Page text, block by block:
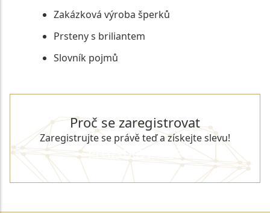
Zakázková výroba šperků
Prsteny s briliantem
Slovník pojmů
Proč se zaregistrovat
Zaregistrujte se právě teď a získejte slevu!
REGISTROVAT SE